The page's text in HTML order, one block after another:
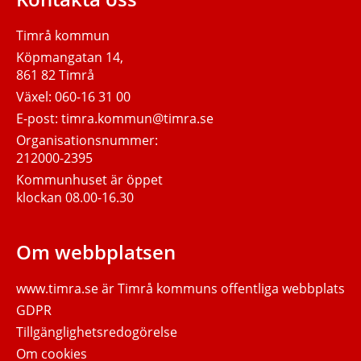
Timrå kommun
Köpmangatan 14,
861 82 Timrå
Växel:060-16 31 00
E-post:timra.kommun@timra.se
Organisationsnummer:
212000-2395
Kommunhuset är öppet
klockan 08.00-16.30
Om webbplatsen
www.timra.seär Timrå kommuns offentliga webbplats
GDPR
Tillgänglighetsredogörelse
Om cookies